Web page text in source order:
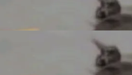
后台 agent。这些后
Mooncake TENT。